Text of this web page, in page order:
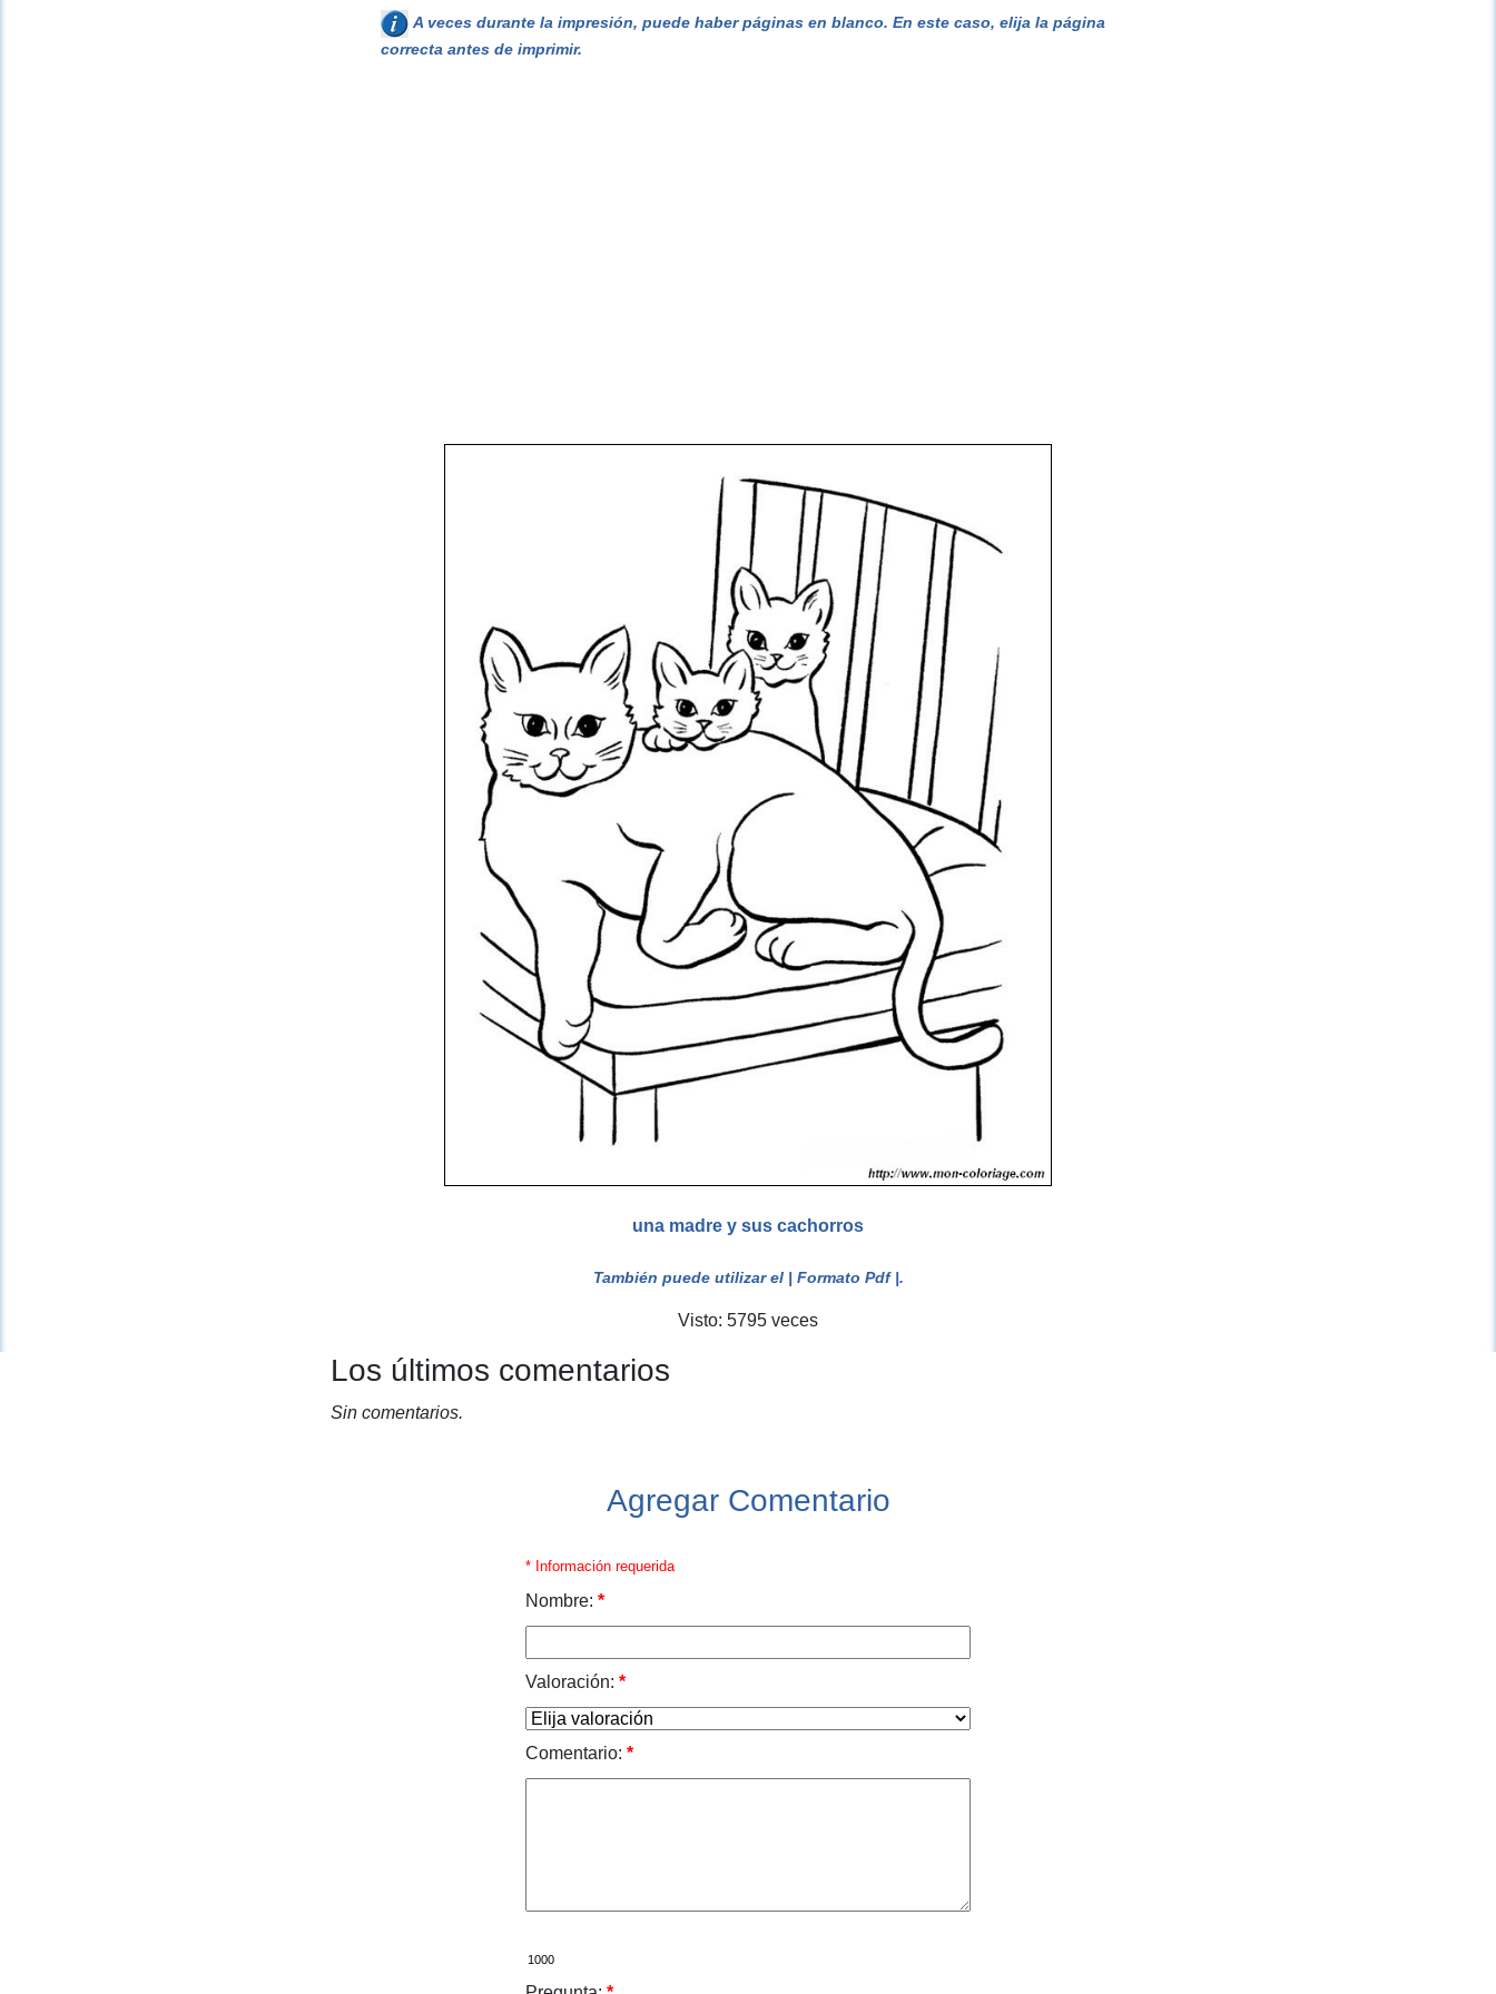
A veces durante la impresión, puede haber páginas en blanco. En este caso, elija la página
correcta antes de imprimir.
una madre y sus cachorros
También puede utilizar el | Formato Pdf |.
Visto: 5795 veces
Los últimos comentarios
Sin comentarios.
Agregar Comentario
* Información requerida
Nombre: *
Valoración: *
Comentario: *